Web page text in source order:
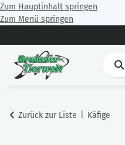
Zum Hauptinhalt springen
Zum Menü springen
Zurück zur Liste Käfige